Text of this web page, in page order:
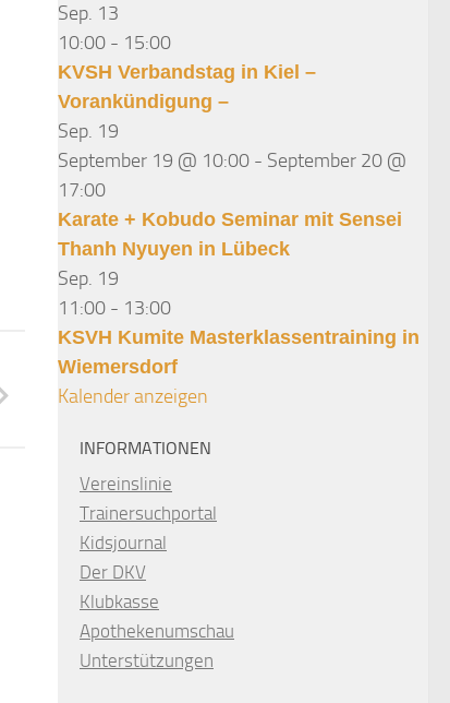
Sep. 13
10:00 - 15:00
KVSH Verbandstag in Kiel –
Vorankündigung –
Sep. 19
September 19 @ 10:00 - September 20 @
17:00
Karate + Kobudo Seminar mit Sensei
Thanh Nyuyen in Lübeck
Sep. 19
11:00 - 13:00
KSVH Kumite Masterklassentraining in
Wiemersdorf
Kalender anzeigen
INFORMATIONEN
Vereinslinie
Trainersuchportal
Kidsjournal
Der DKV
Klubkasse
Apothekenumschau
Unterstützungen